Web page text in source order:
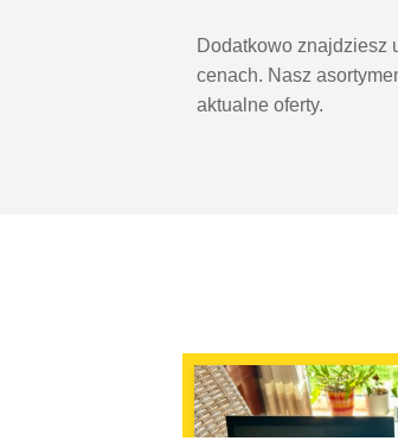
Dodatkowo znajdziesz
cenach. Nasz
aktualne oferty.